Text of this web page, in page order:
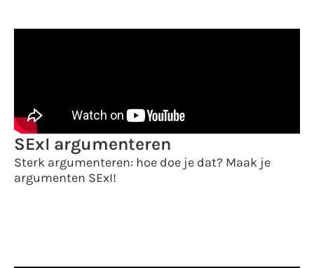
SExI argumenteren
Sterk argumenteren: hoe doe je dat? Maak je
argumenten SExI!